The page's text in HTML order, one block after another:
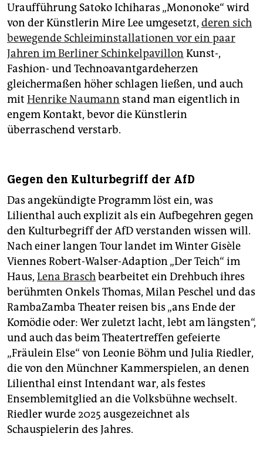
Uraufführung Satoko Ichiharas „Mononoke“ wird
von der Künstlerin Mire Lee umgesetzt, deren sich
bewegende Schleiminstallationen vor ein paar
Jahren im Berliner Schinkelpavillon Kunst-,
Fashion- und Technoavantgardeherzen
gleichermaßen höher schlagen ließen, und auch
mit Henrike Naumann stand man eigentlich in
engem Kontakt, bevor die Künstlerin
überraschend verstarb.
Gegen den Kulturbegriff der AfD
Das angekündigte Programm löst ein, was
Lilienthal auch explizit als ein Aufbegehren gegen
den Kulturbegriff der AfD verstanden wissen will.
Nach einer langen Tour landet im Winter Gisèle
Viennes Robert-Walser-Adaption „Der Teich“ im
Haus, Lena Braschbearbeitet ein Drehbuch ihres
berühmten Onkels Thomas, Milan Peschel und das
RambaZamba Theater reisen bis „ans Ende der
Komödie oder: Wer zuletzt lacht, lebt am längsten“,
und auch das beim Theatertreffen gefeierte
„Fräulein Else“ von Leonie Böhm und Julia Riedler,
die von den Münchner Kammerspielen, an denen
Lilienthal einst Intendant war, als festes
Ensemblemitglied an die Volksbühne wechselt.
Riedler wurde 2025 ausgezeichnet als
Schauspielerin des Jahres.